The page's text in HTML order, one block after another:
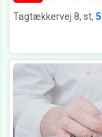
Tagtækkervej 8, st,